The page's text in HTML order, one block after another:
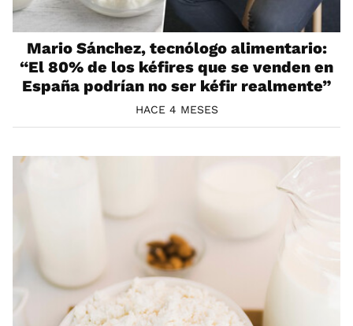
Mario Sánchez, tecnólogo alimentario:
“El 80% de los kéfires que se venden en
España podrían no ser kéfir realmente”
HACE 4 MESES